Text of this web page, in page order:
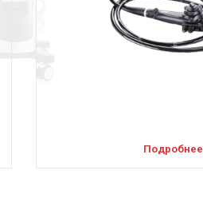
Подробнее